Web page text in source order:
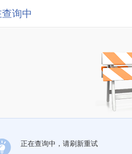
询中
正在查询中，请刷新重试